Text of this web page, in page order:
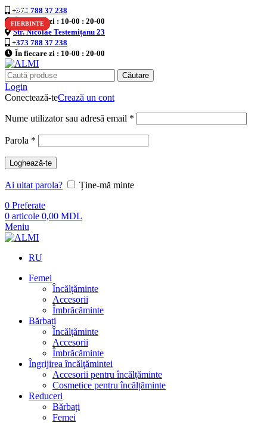
+373 788 37 238
În fiecare zi : 10-00 : 20-00
Str. Nicolae Testemițanu 23
+373 788 37 238
În fiecare zi : 10-00 : 20-00
Căutare
Login
Conectează-teCrează un cont
Nume utilizator sau adresă email *
Parola *
Loghează-te
Ai uitat parola?
Ține-mă minte
0 Preferate
0 articole 0,00 MDL
Meniu
RU
Femei
Încălțăminte
Accesorii
Îmbrăcăminte
Bărbați
Încălțăminte
Accesorii
Îmbrăcăminte
Îngrijirea încălţămintei
Accesorii pentru încălțăminte
Cosmetice pentru încălțăminte
Reduceri
Bărbați
Femei
-60%
FIERBINTE
-50%
FIERBINTE
-60%
FIERBINTE
-30%
FIERBINTE
-60%
FIERBINTE
-60%
FIERBINTE
-60%
FIERBINTE
-60%
FIERBINTE
-60%
FIERBINTE